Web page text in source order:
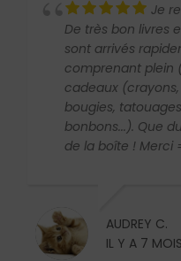
Je
De très bon livres
sont arrivés
comprenant plein
cadeaux
bougies,
bonbons...). Que
de la boîte ! Merci
AUDREY C.
IL Y A 7 MOIS